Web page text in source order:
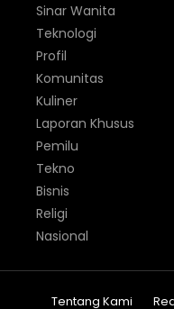
Sinar Wanita
Teknologi
Profil
Komunitas
Kuliner
Laporan Khusus
Pemilu
Tekno
Bisnis
Religi
Nasional
Tentang Kami